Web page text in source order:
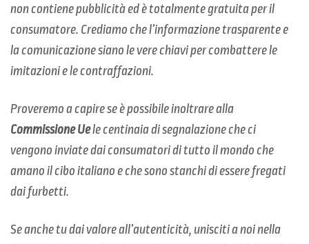
non contiene pubblicità ed è totalmente gratuita per il
consumatore. Crediamo che l’informazione trasparente e
la comunicazione siano le vere chiavi per combattere le
imitazioni e le contraffazioni.
Proveremo a capire se è possibile inoltrare alla
Commissione Uele centinaia di segnalazione che ci
vengono inviate dai consumatori di tutto il mondo che
amano il cibo italiano e che sono stanchi di essere fregati
dai furbetti.
Se anche tu dai valore all’autenticità, unisciti a noi nella